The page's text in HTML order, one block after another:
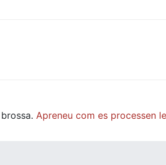
Apreneu com es processen